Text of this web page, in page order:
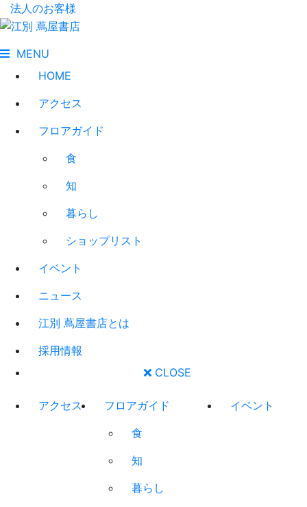
法人のお客様
MENU
HOME
アクセス
フロアガイド
食
知
暮らし
ショップリスト
イベント
ニュース
江別 蔦屋書店とは
採用情報
CLOSE
アクセス
フロアガイド
食
知
暮らし
イベント